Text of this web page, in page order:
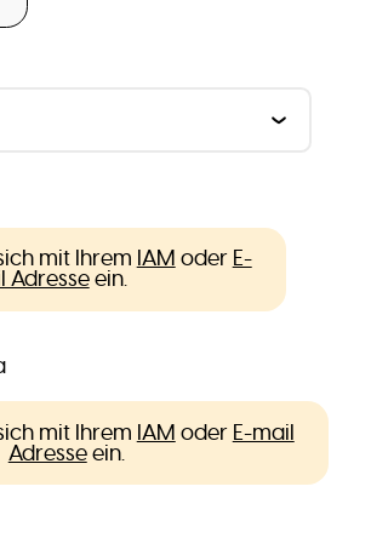
mit Ihrem IAM oder E-
Adresseein.
mit Ihrem IAM oder E-mail
Adresseein.